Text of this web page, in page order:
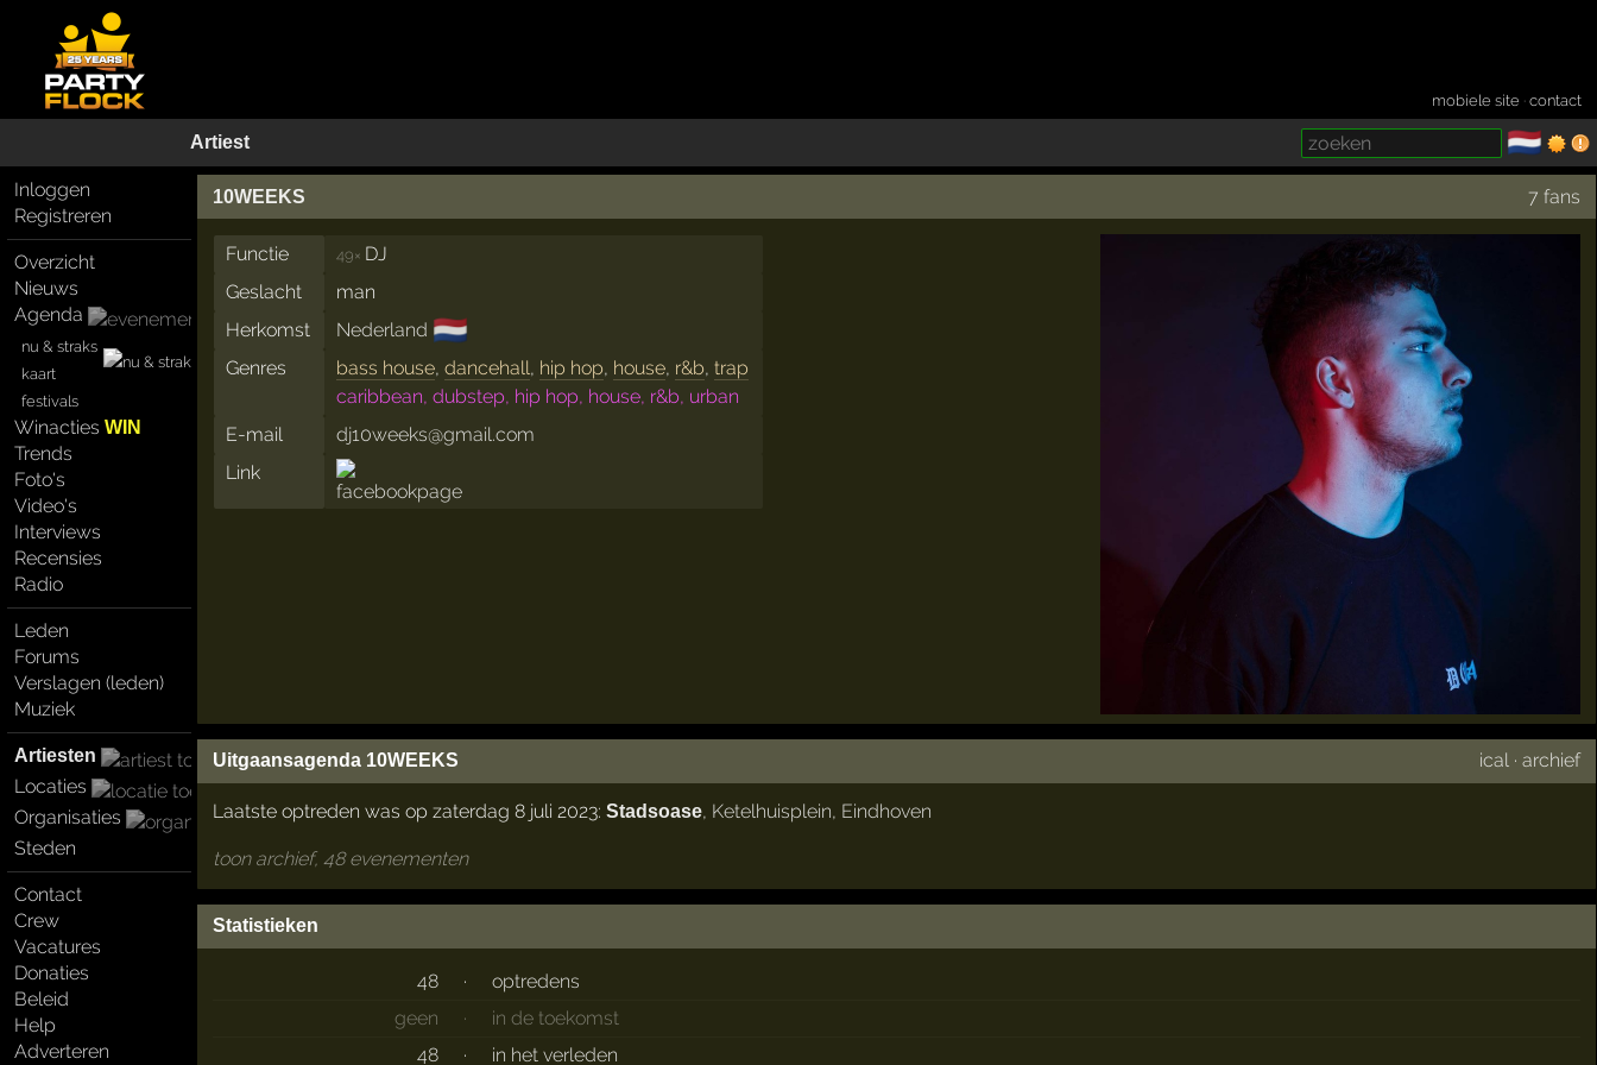
mobiele site ·contact
Artiest 🇳🇱
Inloggen
Registreren
Overzicht
Nieuws
Agenda
nu & straks
kaart
festivals
WinactiesWIN
Trends
Foto's
Video's
Interviews
Recensies
Radio
Leden
Forums
Verslagen (leden)
Muziek
Artiesten
Locaties
Organisaties
Steden
Contact
Crew
Vacatures
Donaties
Beleid
Help
Adverteren
10WEEKS 7 fans
Functie 49× DJ
Geslacht
man
Herkomst
Nederland 🇳🇱
Genres bass house,dancehall, hip hop, house, r&b,trap
caribbean, dubstep, hip hop, house, r&b, urban
E-mail
dj10weeks@gmail.com
Link
Uitgaansagenda 10WEEKS ical ·archief
Laatste optreden was op zaterdag 8 juli 2023: Stadsoase, Ketelhuisplein, Eindhoven
toon archief, 48 evenementen
Statistieken
48 ·
optredens
geen
·
in de toekomst
48
· in het verleden